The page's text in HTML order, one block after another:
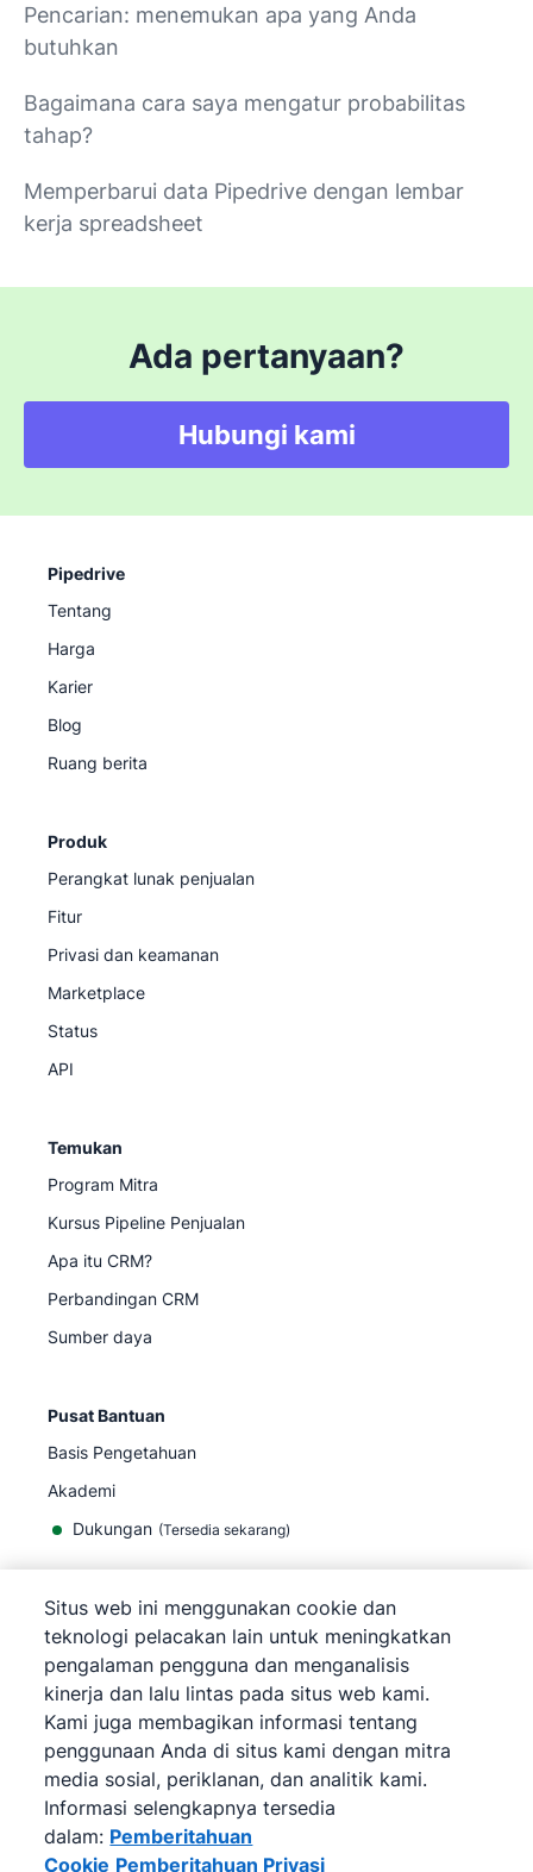
Pencarian: menemukan apa yang Anda
butuhkan
Bagaimana cara saya mengatur probabilitas
tahap?
Memperbarui data Pipedrive dengan lembar
kerja spreadsheet
Ada pertanyaan?
Hubungi kami
Pipedrive
Tentang
Harga
Karier
Blog
Ruang berita
Produk
Perangkat lunak penjualan
Fitur
Privasi dan keamanan
Marketplace
Status
API
Temukan
Program Mitra
Kursus Pipeline Penjualan
Apa itu CRM?
Perbandingan CRM
Sumber daya
Pusat Bantuan
Basis Pengetahuan
Akademi
Dukungan (Tersedia sekarang)
©2026Pipedrive
Pipedrive
Persyaratan Layanan
Pipedrive
Pemberitahuan Privasi
Peta situs
Pemberitahuan Cookie
Preferensi Cookie
Pipedrive adalah CRM Penjualan Berbasis Web.
Situs web ini menggunakan cookie dan
teknologi pelacakan lain untuk meningkatkan
pengalaman pengguna dan menganalisis
kinerja dan lalu lintas pada situs web kami.
Kami juga membagikan informasi tentang
penggunaan Anda di situs kami dengan mitra
media sosial, periklanan, dan analitik kami.
Informasi selengkapnya tersedia
dalam: Pemberitahuan
Cookie Pemberitahuan Privasi